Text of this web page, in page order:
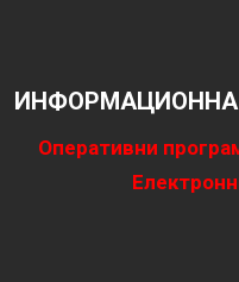
ИНФОРМАЦИОННА
Оперативни